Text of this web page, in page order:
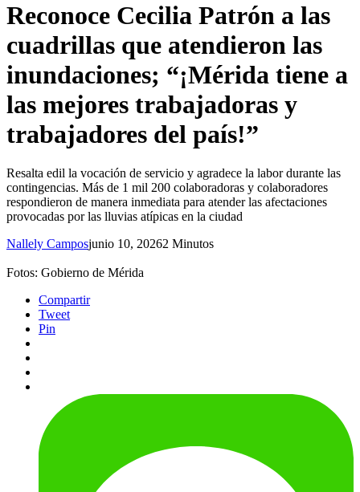
Reconoce Cecilia Patrón a las
cuadrillas que atendieron las
inundaciones; “¡Mérida tiene a
las mejores trabajadoras y
trabajadores del país!”
Resalta edil la vocación de servicio y agradece la labor durante las
contingencias. Más de 1 mil 200 colaboradoras y colaboradores
respondieron de manera inmediata para atender las afectaciones
provocadas por las lluvias atípicas en la ciudad
Nallely Camposjunio 10, 20262 Minutos
Fotos: Gobierno de Mérida
Compartir
Tweet
Pin